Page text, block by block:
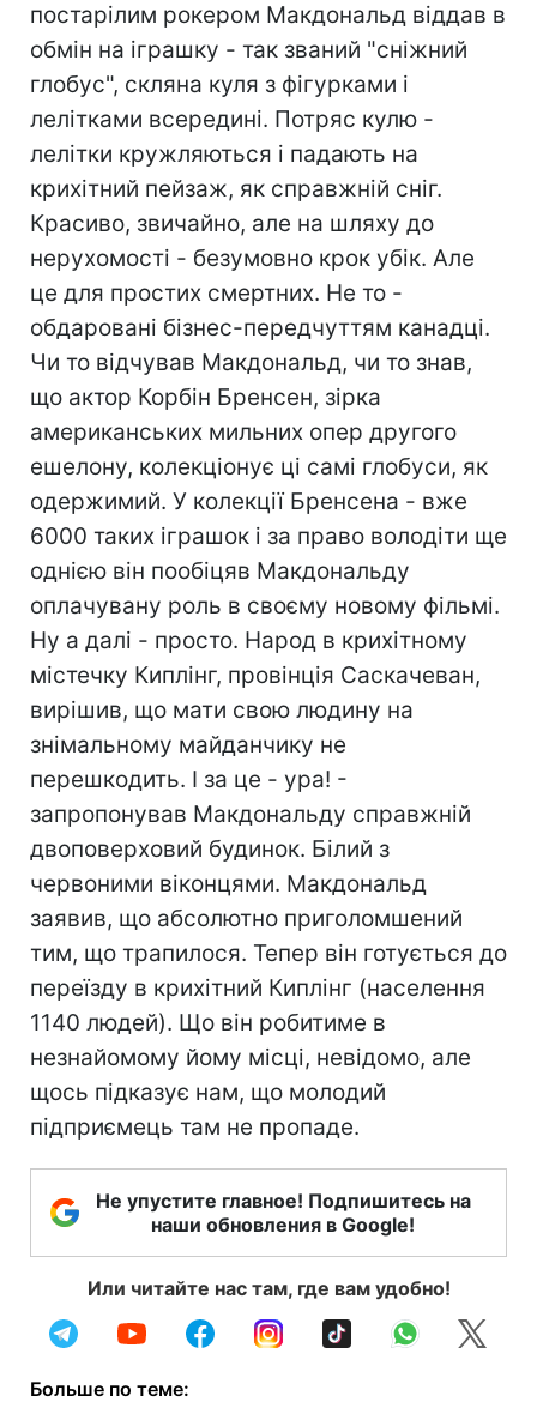
постарілим рокером Макдональд віддав в
обмін на іграшку - так званий "сніжний
глобус", скляна куля з фігурками і
лелітками всередині. Потряс кулю -
лелітки кружляються і падають на
крихітний пейзаж, як справжній сніг.
Красиво, звичайно, але на шляху до
нерухомості - безумовно крок убік. Але
це для простих смертних. Не то -
обдаровані бізнес-передчуттям канадці.
Чи то відчував Макдональд, чи то знав,
що актор Корбін Бренсен, зірка
американських мильних опер другого
ешелону, колекціонує ці самі глобуси, як
одержимий. У колекції Бренсена - вже
6000 таких іграшок і за право володіти ще
однією він пообіцяв Макдональду
оплачувану роль в своєму новому фільмі.
Ну а далі - просто. Народ в крихітному
містечку Киплінг, провінція Саскачеван,
вирішив, що мати свою людину на
знімальному майданчику не
перешкодить. І за це - ура! -
запропонував Макдональду справжній
двоповерховий будинок. Білий з
червоними віконцями. Макдональд
заявив, що абсолютно приголомшений
тим, що трапилося. Тепер він готується до
переїзду в крихітний Киплінг (населення
1140 людей). Що він робитиме в
незнайомому йому місці, невідомо, але
щось підказує нам, що молодий
підприємець там не пропаде.
Не упустите главное! Подпишитесь на
наши обновления в Google!
Или читайте нас там, где вам удобно!
Больше по теме: